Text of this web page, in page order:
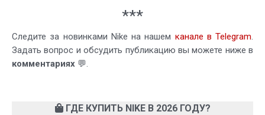
***
Следите за новинками Nike на нашем канале в Telegram
Задать вопрос и обсудить публикацию вы можете ниже в
комментариях 💬.
ГДЕ КУПИТЬ NIKE В 2026 ГОДУ?